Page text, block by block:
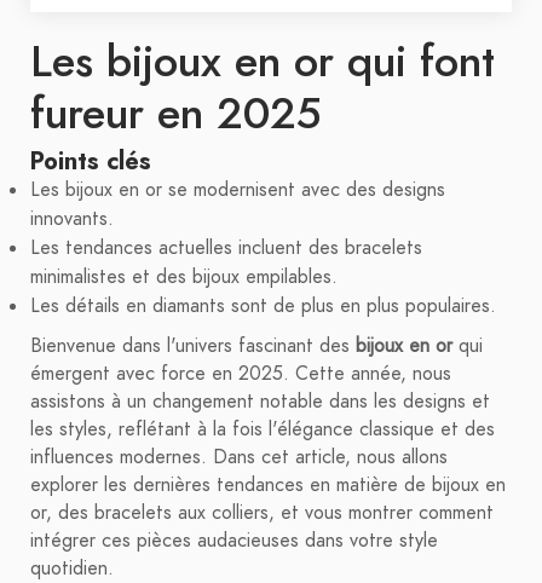
Les bijoux en or qui font
fureur en 2025
Points clés
Les bijoux en or se modernisent avec des designs
innovants.
Les tendances actuelles incluent des bracelets
minimalistes et des bijoux empilables.
Les détails en diamants sont de plus en plus populaires.
Bienvenue dans l'univers fascinant des bijoux en orqui
émergent avec force en 2025. Cette année, nous
assistons à un changement notable dans les designs et
les styles, reflétant à la fois l'élégance classique et des
influences modernes. Dans cet article, nous allons
explorer les dernières tendances en matière de bijoux en
or, des bracelets aux colliers, et vous montrer comment
intégrer ces pièces audacieuses dans votre style
quotidien.